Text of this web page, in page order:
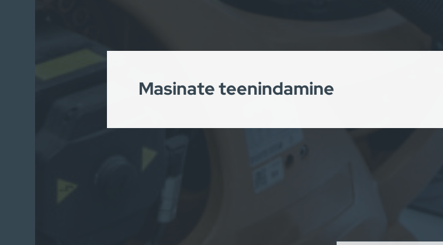
Masinate teenindamine
Tööstusrobotite abil on võimalik teostada erinevat
tüüpi tööstusmasinate teenindamist: CNC pingid,